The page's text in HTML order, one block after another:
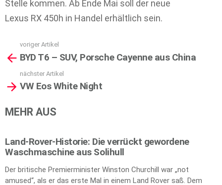
Stelle kommen. Ab Ende Mai soll der neue
Lexus RX 450h in Handel erhältlich sein.
more
voriger Artikel
BYD T6 – SUV, Porsche Cayenne aus China
nächster Artikel
VW Eos White Night
MEHR AUS
Land-Rover-Historie: Die verrückt gewordene
Waschmaschine aus Solihull
Der britische Premierminister Winston Churchill war „not
amused“, als er das erste Mal in einem Land Rover saß. Dem